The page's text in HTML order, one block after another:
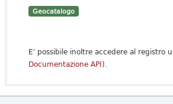
Geocatalogo
E' possibile inoltre accedere al registro
Documentazione API).